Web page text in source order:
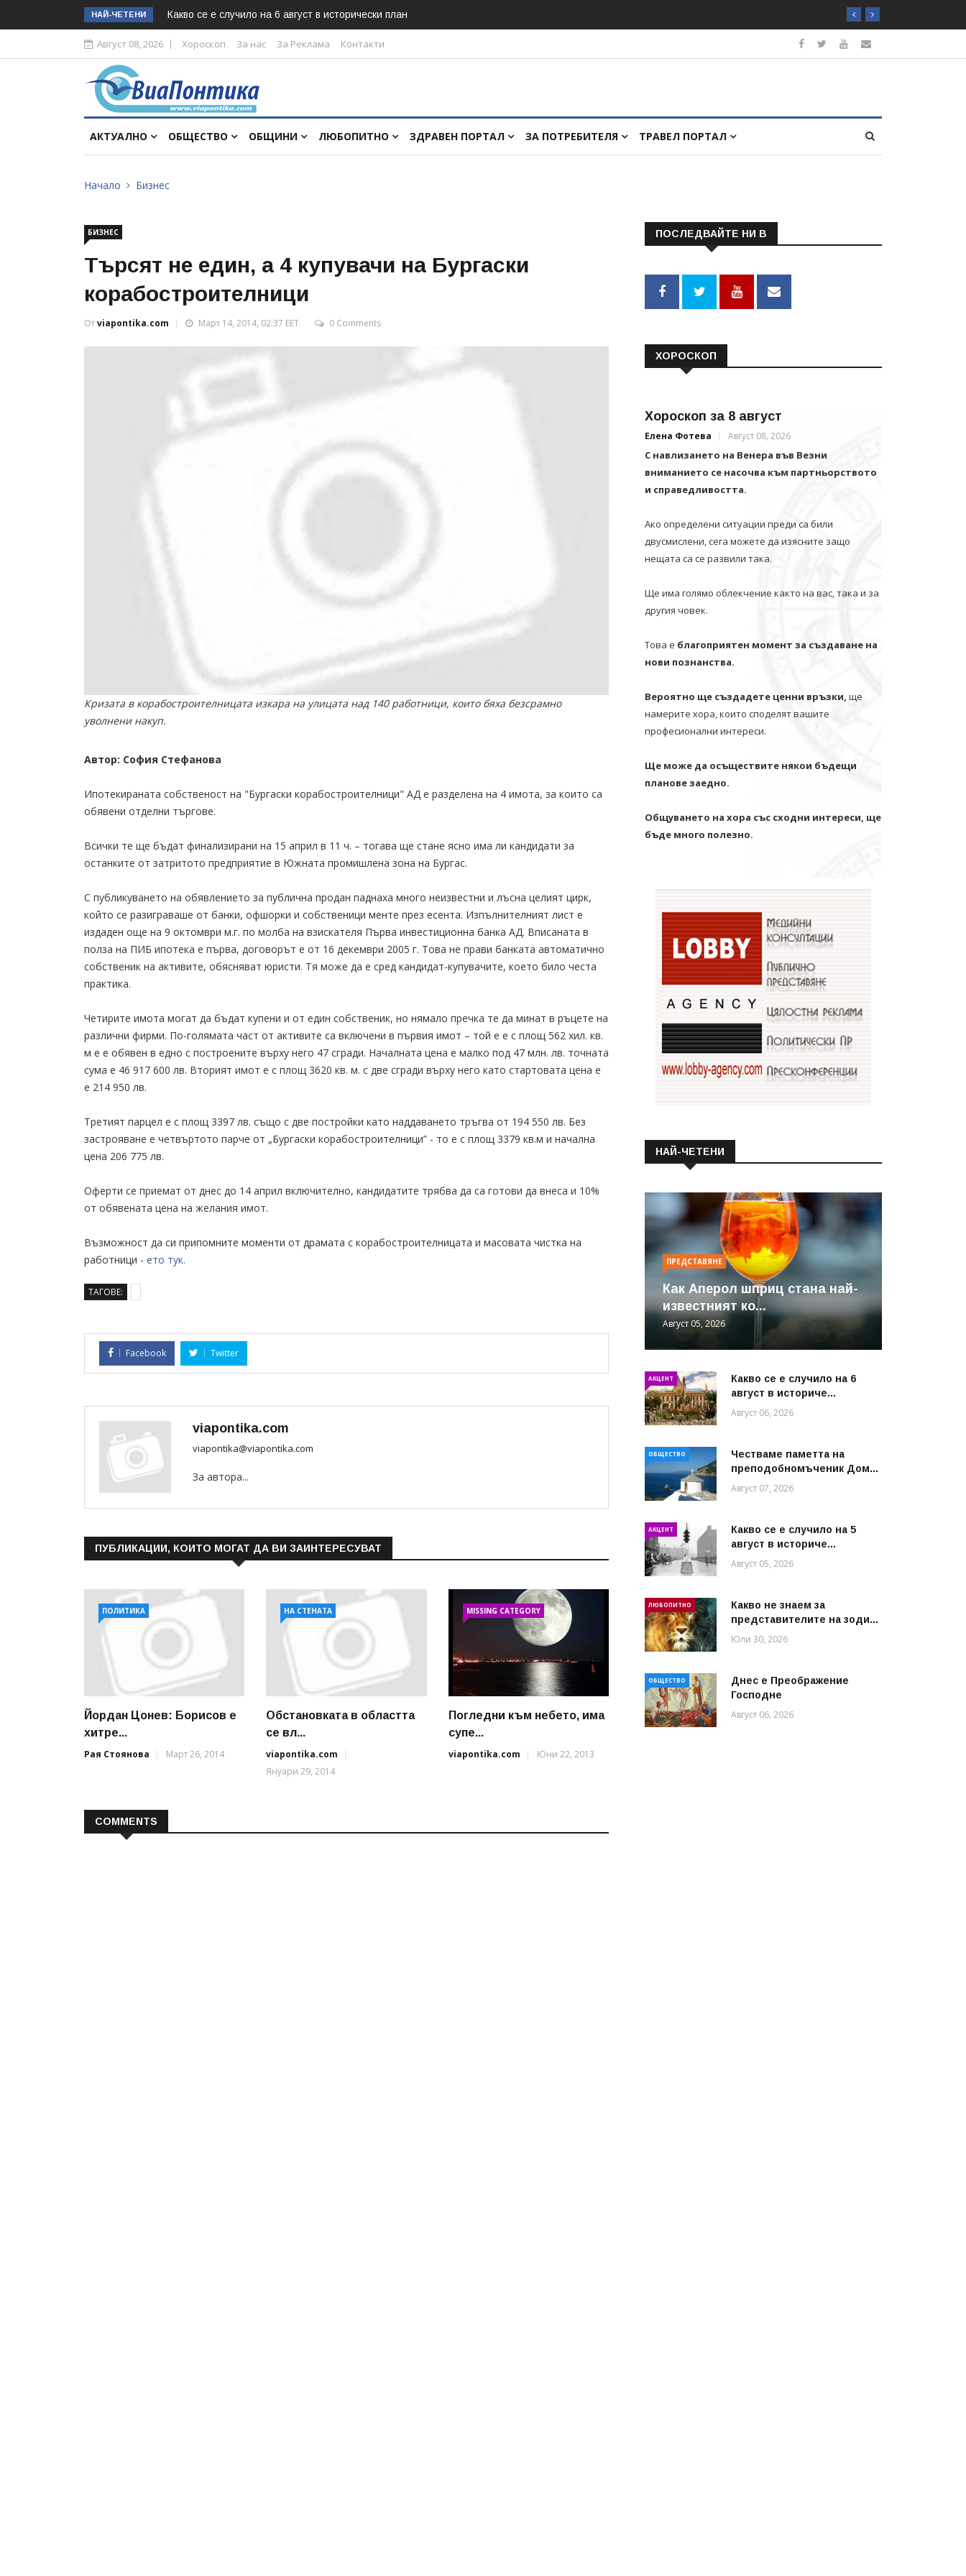
НАЙ-ЧЕТЕНИ Какво се е случило на 6 август в исторически план
Август 08, 2026 Хороскоп За нас За Реклама Контакти
АКТУАЛНО ОБЩЕСТВО ОБЩИНИ ЛЮБОПИТНО ЗДРАВЕН ПОРТАЛ ЗА ПОТРЕБИТЕЛЯ ТРАВЕЛ ПОРТАЛ
Начало Бизнес
БИЗНЕС
Търсят не един, а 4 купувачи на Бургаски
корабостроителници
Отviapontika.com Март 14, 2014, 02:37 EET 0 Comments
Кризата в корабостроителницата изкара на улицата над 140 работници, които бяха безсрамно
уволнени накуп.
Автор: София Стефанова
Ипотекираната собственост на "Бургаски корабостроителници" АД е разделeна на 4 имота, за които са
обявени отделни търгове.
Всички те ще бъдат финализирани на 15 април в 11 ч. – тогава ще стане ясно има ли кандидати за
останките от затритото предприятие в Южната промишлена зона на Бургас.
С публикуването на обявлението за публична продан паднаха много неизвестни и лъсна целият цирк,
който се разиграваше от банки, офшорки и собственици менте през есента. Изпълнителният лист е
издаден още на 9 октомври м.г. по молба на взискателя Първа инвестиционна банка АД. Вписаната в
полза на ПИБ ипотека е първа, договорът е от 16 декември 2005 г. Това не прави банката автоматично
собственик на активите, обясняват юристи. Тя може да е сред кандидат-купувачите, което било честа
практика.
Четирите имота могат да бъдат купени и от един собственик, но нямало пречка те да минат в ръцете на
различни фирми. По-голямата част от активите са включени в първия имот – той е е с площ 562 хил. кв.
м е е обявен в едно с построените върху него 47 сгради. Началната цена е малко под 47 млн. лв. точната
сума е 46 917 600 лв. Вторият имот е с площ 3620 кв. м. с две сгради върху него като стартовата цена е
е 214 950 лв.
Третият парцел е с площ 3397 лв. също с две постройки като наддаването тръгва от 194 550 лв. Без
застрояване е четвъртото парче от „Бургаски корабостроителници” - то е с площ 3379 кв.м и начална
цена 206 775 лв.
Оферти се приемат от днес до 14 април включително, кандидатите трябва да са готови да внеса и 10%
от обявената цена на желания имот.
Възможност да си припомните моменти от драмата с корабостроителницата и масовата чистка на
работници - ето тук.
ТАГОВЕ:
Facebook Twitter
viapontika.com
viapontika@viapontika.com
За автора...
ПУБЛИКАЦИИ, КОИТО МОГАТ ДА ВИ ЗАИНТЕРЕСУВАТ
ПОЛИТИКА
Йордан Цонев: Борисов е
хитре...
Рая Стоянова
Март 26, 2014
НА СТЕНАТА
Обстановката в областта
се вл...
viapontika.com
Януари 29, 2014
MISSING CATEGORY
Погледни към небето, има
супе...
viapontika.com
Юни 22, 2013
COMMENTS
ПОСЛЕДВАЙТЕ НИ В
ХОРОСКОП
Хороскоп за 8 август
Елена Фотева Август 08, 2026
С навлизането на Венера във Везни
вниманието се насочва към партньорството
и справедливостта.
Ако определени ситуации преди са били
двусмислени, сега можете да изясните защо
нещата са се развили така.
Ще има голямо облекчение както на вас, така и за
другия човек.
Това е благоприятен момент за създаване на
нови познанства.
Вероятно ще създадете ценни връзки, ще
намерите хора, които споделят вашите
професионални интереси.
Ще може да осъществите някои бъдещи
планове заедно.
Общуването на хора със сходни интереси, ще
бъде много полезно.
НАЙ-ЧЕТЕНИ
ПРЕДСТАВЯНЕ
Как Аперол шприц стана най-
известният ко...
Август 05, 2026
АКЦЕНТ
Какво се е случило на 6
август в историче...
Август 06, 2026
ОБЩЕСТВО
Честваме паметта на
преподобномъченик Дом...
Август 07, 2026
АКЦЕНТ
Какво се е случило на 5
август в историче...
Август 05, 2026
ЛЮБОПИТНО
Какво не знаем за
представителите на зоди...
Юли 30, 2026
ОБЩЕСТВО
Днес е Преображение
Господне
Август 06, 2026